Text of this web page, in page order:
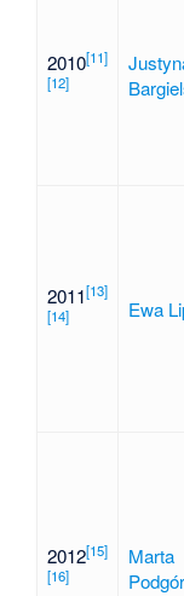
2010[11]
[12]
2011[13]
[14] Ewa
2012[15]
[16]
Marta